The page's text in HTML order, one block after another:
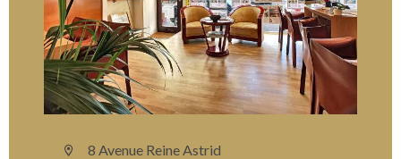
8 Avenue Reine Astrid